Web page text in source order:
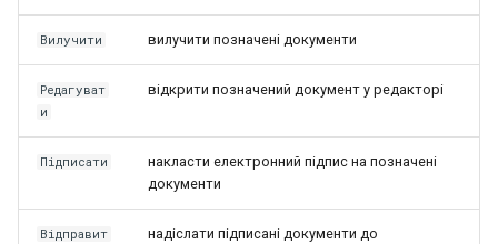
Вилучити вилучити позначені документи
Редагуват
и
відкрити позначений документ у редакторі
Підписати
накласти електронний підпис на позначені
документи
Відправит
надіслати підписані документи до